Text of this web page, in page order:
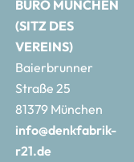
BÜRO MÜNCHEN
(SITZ DES
VEREINS)
Baierbrunner
Straße 25
81379 München
info@denkfabrik-
r21.de